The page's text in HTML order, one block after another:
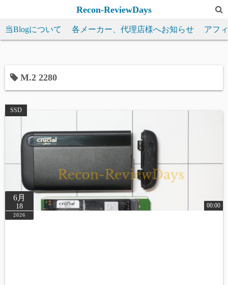
テ
ッ
Recon-ReviewDays
当Blogについて 各メーカー、代理店様へお知らせ アフ
M.2 2280
SSD
6月
18
2026
00:00